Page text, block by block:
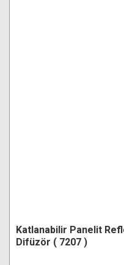
Katlanabilir Panelit
Difüzör ( 7207 )